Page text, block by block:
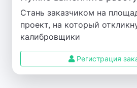
Стань заказчиком на
проект, на который
калибровщики
Регистрация